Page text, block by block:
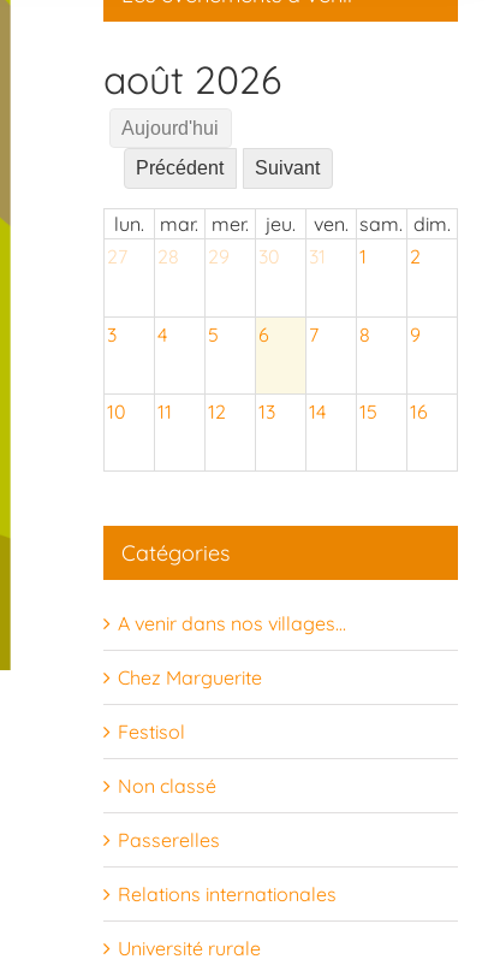
août 2026
Aujourd'hui
Précédent
Suivant
lun. mar. mer. jeu. ven. sam. dim.
27
28 29 30 31 1 2
3 4 5 6 7 8 9
10 11 12 13 14 15 16
24 25 26
4
Catégories
A venir dans nos villages…
Chez Marguerite
Festisol
Non classé
Passerelles
Relations internationales
Université rurale